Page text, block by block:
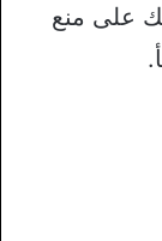
على منع